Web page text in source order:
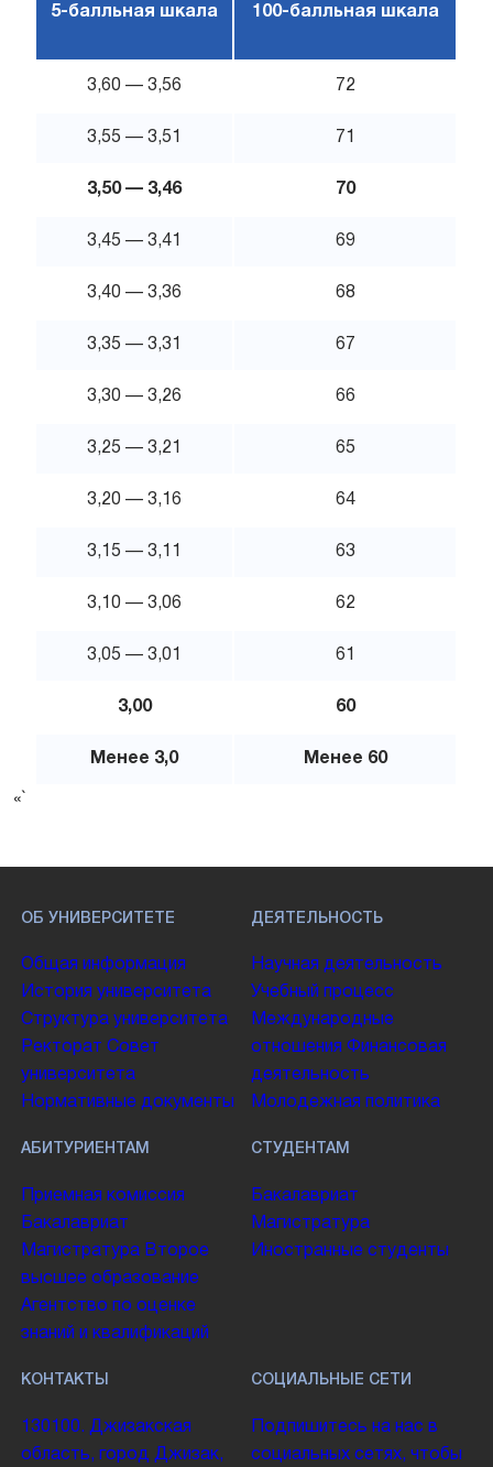
5-балльная шкала 100-балльная шкала
3,60 — 3,56 72
3,55 — 3,51 71
3,50 — 3,46 70
3,45 — 3,41 69
3,40 — 3,36 68
3,35 — 3,31 67
3,30 — 3,26 66
3,25 — 3,21 65
3,20 — 3,16 64
3,15 — 3,11 63
3,10 — 3,06 62
3,05 — 3,01 61
3,00 60
Менее 3,0 Менее 60
«`
ОБ УНИВЕРСИТЕТЕ
Общая информация
История университета
Структура университета
Ректорат Совет
университета
Нормативные документы
ДЕЯТЕЛЬНОСТЬ
Научная деятельность
Учебный процесс
Международные
отношения Финансовая
деятельность
Молодежная политика
АБИТУРИЕНТАМ
Приемная комиссия
Бакалавриат
Магистратура Второе
высшее образование
Агентство по оценке
знаний и квалификаций
СТУДЕНТАМ
Бакалавриат
Магистратура
Иностранные студенты
КОНТАКТЫ
130100. Джизакская
область, город Джизак,
СОЦИАЛЬНЫЕ СЕТИ
Подпишитесь на нас в
социальных сетях, чтобы